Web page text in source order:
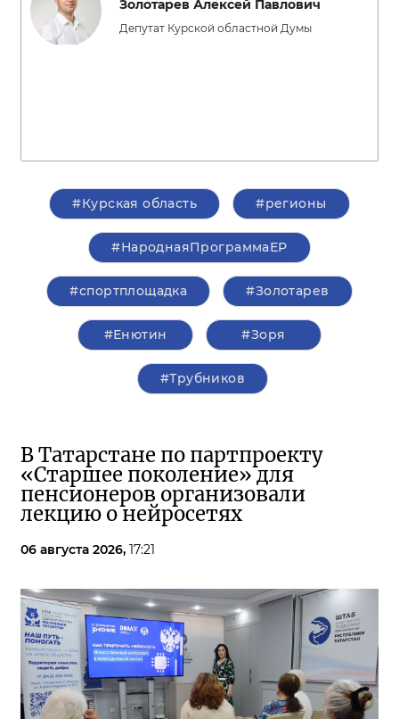
Золотарев Алексей Павлович
Депутат Курской областной Думы
#Курская область #регионы
#НароднаяПрограммаЕР
#спортплощадка #Золотарев
#Енютин #Зоря
#Трубников
В Татарстане по партпроекту
«Старшее поколение» для
пенсионеров организовали
лекцию о нейросетях
06 августа 2026, 17:21